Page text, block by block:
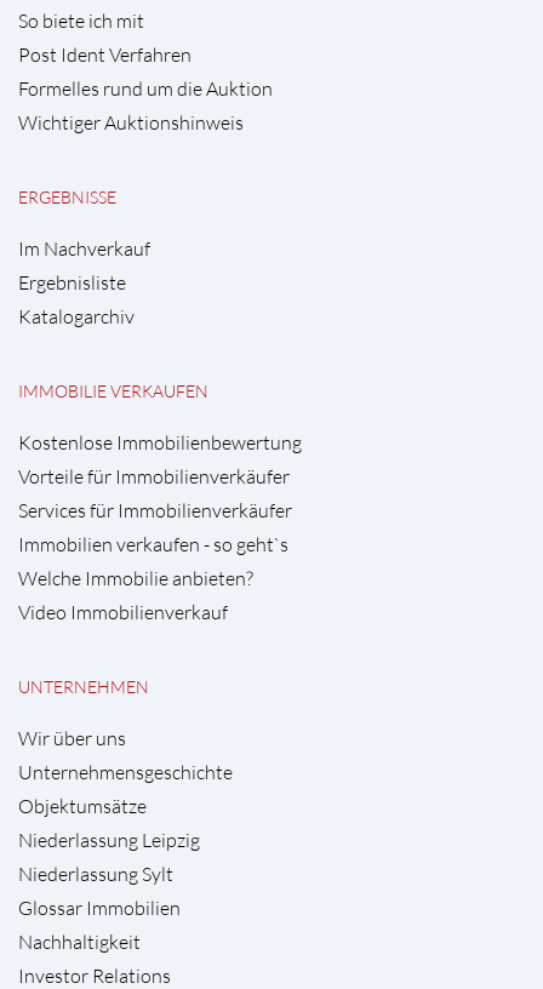
So biete ich mit
Post Ident Verfahren
Formelles rund um die Auktion
Wichtiger Auktionshinweis
ERGEBNISSE
Im Nachverkauf
Ergebnisliste
Katalogarchiv
IMMOBILIE VERKAUFEN
Kostenlose Immobilienbewertung
Vorteile für Immobilienverkäufer
Services für Immobilienverkäufer
Immobilien verkaufen - so geht`s
Welche Immobilie anbieten?
Video Immobilienverkauf
UNTERNEHMEN
Wir über uns
Unternehmensgeschichte
Objektumsätze
Niederlassung Leipzig
Niederlassung Sylt
Glossar Immobilien
Nachhaltigkeit
Investor Relations